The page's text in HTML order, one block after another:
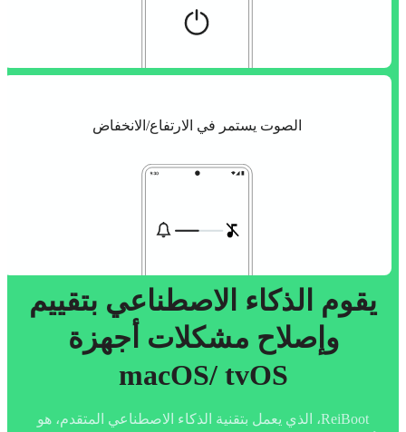
الصوت يستمر في الارتفاع/الانخفاض
يقوم الذكاء الاصطناعي بتقييم
وإصلاح مشكلات أجهزة
macOS/ tvOS
ReiBoot، الذي يعمل بتقنية الذكاء الاصطناعي المتقدم، هو